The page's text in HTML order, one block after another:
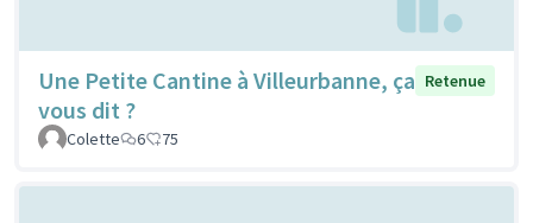
Une Petite Cantine à Villeurbanne, ça
vous dit ?
Retenue
Colette 6 75